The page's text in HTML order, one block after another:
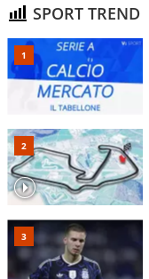
SPORT TREND